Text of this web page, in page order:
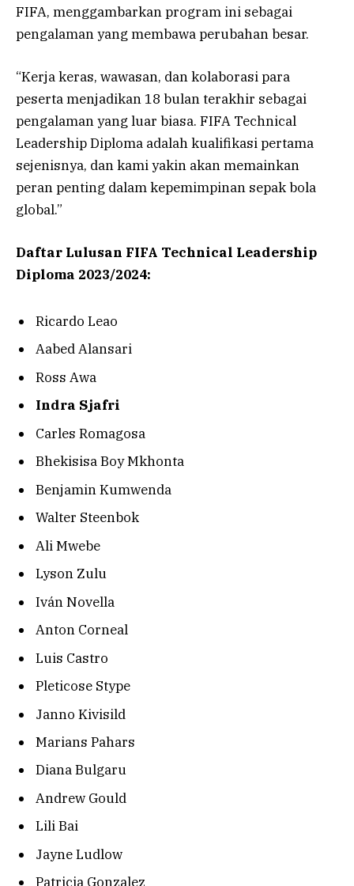
FIFA, menggambarkan program ini sebagai
pengalaman yang membawa perubahan besar.
“Kerja keras, wawasan, dan kolaborasi para
peserta menjadikan 18 bulan terakhir sebagai
pengalaman yang luar biasa. FIFA Technical
Leadership Diploma adalah kualifikasi pertama
sejenisnya, dan kami yakin akan memainkan
peran penting dalam kepemimpinan sepak bola
global.”
Daftar Lulusan FIFA Technical Leadership
Diploma 2023/2024:
Ricardo Leao
Aabed Alansari
Ross Awa
Indra Sjafri
Carles Romagosa
Bhekisisa Boy Mkhonta
Benjamin Kumwenda
Walter Steenbok
Ali Mwebe
Lyson Zulu
Iván Novella
Anton Corneal
Luis Castro
Pleticose Stype
Janno Kivisild
Marians Pahars
Diana Bulgaru
Andrew Gould
Lili Bai
Jayne Ludlow
Patricia Gonzalez